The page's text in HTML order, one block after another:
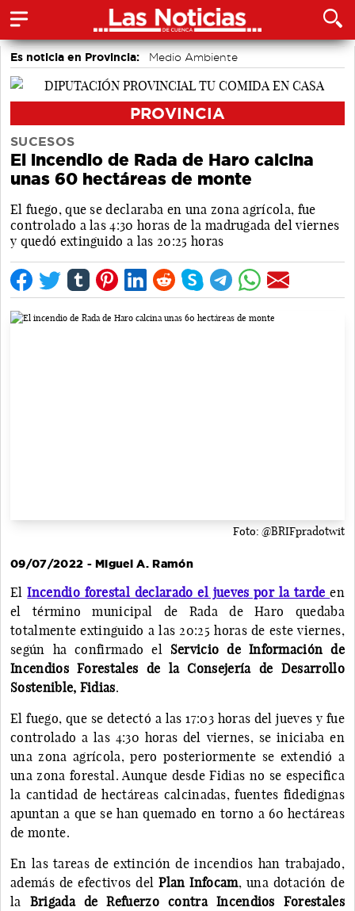
Es noticia en Provincia:
Medio Ambiente
accidentes laborales
PROVINCIA
SUCESOS
El incendio de Rada de Haro calcina
unas 60 hectáreas de monte
El fuego, que se declaraba en una zona agrícola, fue
controlado a las 4:30 horas de la madrugada del viernes
y quedó extinguido a las 20:25 horas
Foto: @BRIFpradotwit
09/07/2022 - Miguel A. Ramón
ElIncendio forestal declarado el jueves por la tardeen
el término municipal de Rada de Haro quedaba
totalmente extinguido a las 20:25 horas de este viernes,
según ha confirmado el Servicio de Información de
Incendios Forestales de la Consejería de Desarrollo
Sostenible, Fidias.
El fuego, que se detectó a las 17:03 horas del jueves y fue
controlado a las 4:30 horas del viernes, se iniciaba en
una zona agrícola, pero posteriormente se extendió a
una zona forestal. Aunque desde Fidias no se especifica
la cantidad de hectáreas calcinadas, fuentes fidedignas
apuntan a que se han quemado en torno a 60 hectáreas
de monte.
En las tareas de extinción de incendios han trabajado,
además de efectivos delPlan Infocam, una dotación de
la Brigada de Refuerzo contra Incendios Forestales